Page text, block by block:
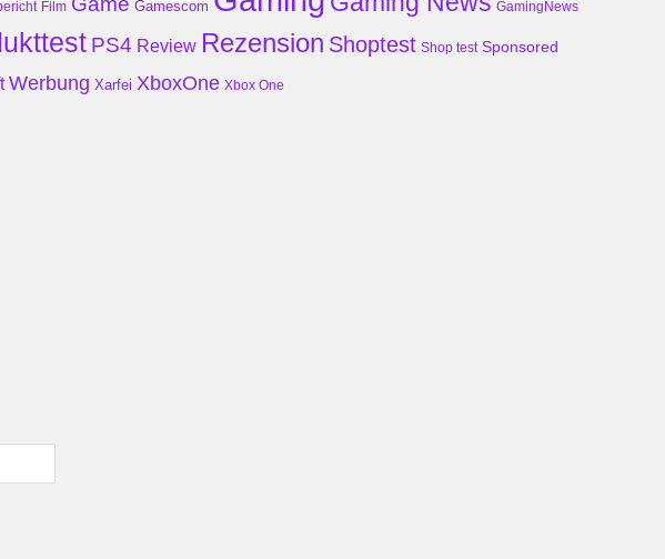
Film Gamescom GamingNews
PS4 Review Rezension Shoptest Shop test Sponsored
Werbung Xarfei XboxOne Xbox One